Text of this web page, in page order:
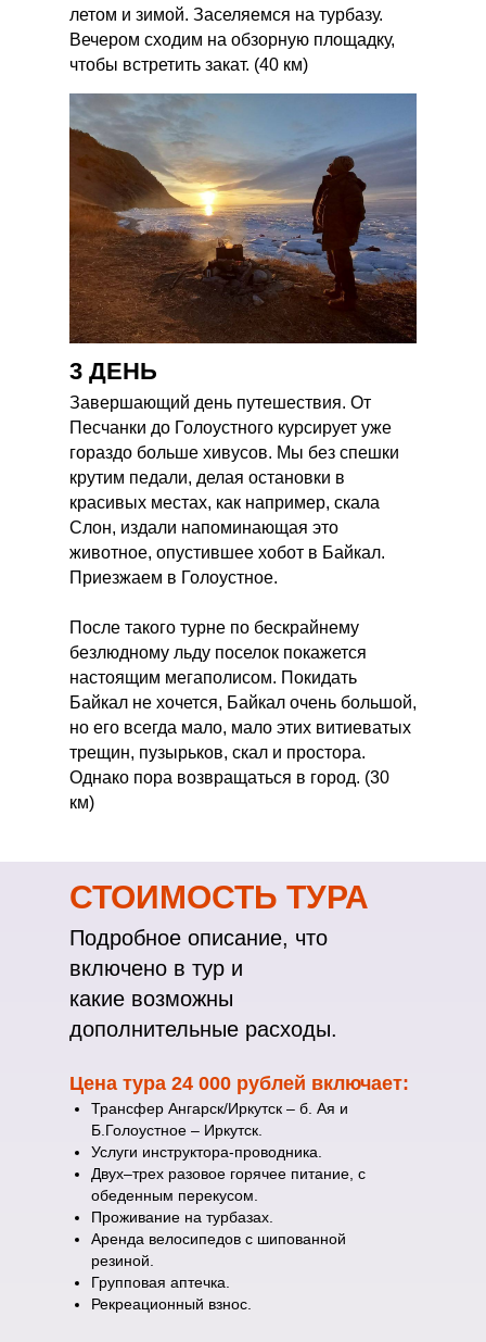
летом и зимой. Заселяемся на турбазу.
Вечером сходим на обзорную площадку,
чтобы встретить закат. (40 км)
3 ДЕНЬ
Завершающий день путешествия. От
Песчанки до Голоустного курсирует уже
гораздо больше хивусов. Мы без спешки
крутим педали, делая остановки в
красивых местах, как например, скала
Слон, издали напоминающая это
животное, опустившее хобот в Байкал.
Приезжаем в Голоустное.
После такого турне по бескрайнему
безлюдному льду поселок покажется
настоящим мегаполисом. Покидать
Байкал не хочется, Байкал очень большой,
но его всегда мало, мало этих витиеватых
трещин, пузырьков, скал и простора.
Однако пора возвращаться в город. (30
км)
Трансфер Ангарск/Иркутск – б. Ая и
Б.Голоустное – Иркутск.
Услуги инструктора-проводника.
Двух–трех разовое горячее питание, с
обеденным перекусом.
Проживание на турбазах.
Аренда велосипедов с шипованной
резиной.
Групповая аптечка.
Рекреационный взнос.
Цена тура 24 000 рублей включает:
СТОИМОСТЬ ТУРА
Подробное описание, что
включено в тур и
какие возможны
дополнительные расходы.